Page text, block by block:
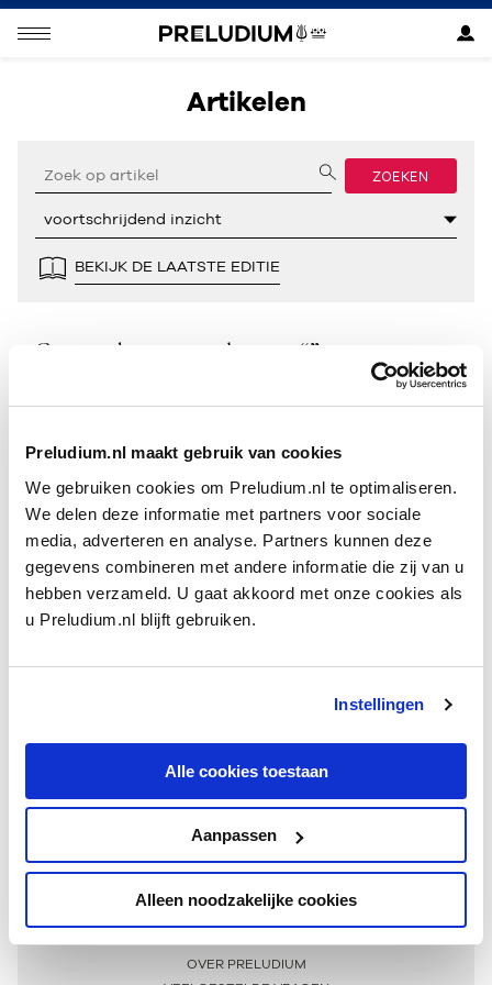
Preludium.nl maakt gebruik van cookies
We gebruiken cookies om Preludium.nl te optimaliseren.
We delen deze informatie met partners voor sociale
media, adverteren en analyse. Partners kunnen deze
gegevens combineren met andere informatie die zij van u
hebben verzameld. U gaat akkoord met onze cookies als
u Preludium.nl blijft gebruiken.
Instellingen
Alle cookies toestaan
Aanpassen
Alleen noodzakelijke cookies
Artikelen
ZOEKEN
BEKIJK DE LAATSTE EDITIE
Geen resultaten gevonden voor “”.
Meer informatie
OVER PRELUDIUM